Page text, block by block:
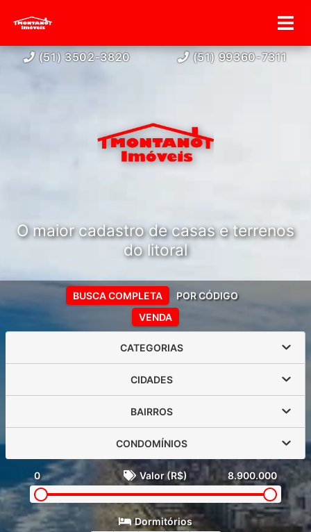
(51) 3502-3820 (51) 99360-7311
O maior cadastro de casas e terrenos
do litoral
VENDA
BUSCA COMPLETA POR CÓDIGO
CATEGORIAS
CIDADES
BAIRROS
CONDOMÍNIOS
0 Valor (R$) 8.900.000
Dormitórios